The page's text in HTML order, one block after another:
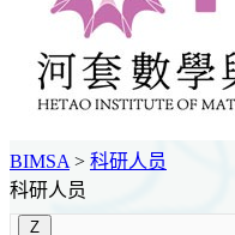
BIMSA > 科研人员
科研人员
Z